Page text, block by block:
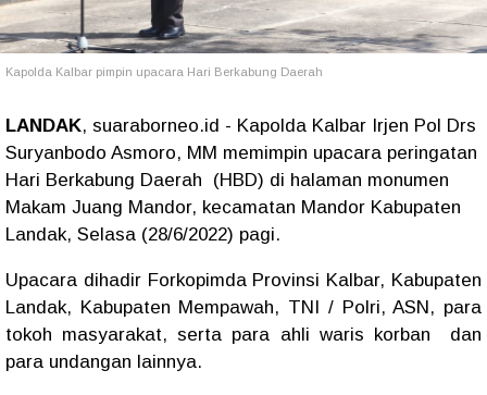
Kapolda Kalbar pimpin upacara Hari Berkabung Daerah
LANDAK, suaraborneo.id - Kapolda Kalbar Irjen Pol Drs
Suryanbodo Asmoro, MM memimpin upacara peringatan
Hari Berkabung Daerah (HBD) di halaman monumen
Makam Juang Mandor, kecamatan Mandor Kabupaten
Landak, Selasa (28/6/2022) pagi.
Upacara dihadir Forkopimda Provinsi Kalbar, Kabupaten
Landak, Kabupaten Mempawah, TNI / Polri, ASN, para
tokoh masyarakat, serta para ahli waris korban dan
para undangan lainnya.